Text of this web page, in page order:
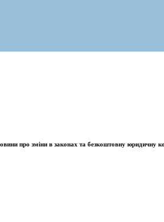
про зміни в законах та безкоштовну юридичну